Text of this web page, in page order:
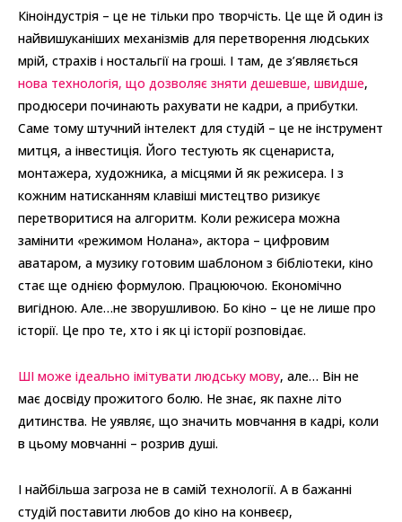
Кіноіндустрія – це не тільки про творчість. Це ще й один із
найвишуканіших механізмів для перетворення людських
мрій, страхів і ностальгії на гроші. І там, де з’являється
нова технологія, що дозволяє зняти дешевше, швидше,
продюсери починають рахувати не кадри, а прибутки.
Саме тому штучний інтелект для студій – це не інструмент
митця, а інвестиція. Його тестують як сценариста,
монтажера, художника, а місцями й як режисера. І з
кожним натисканням клавіші мистецтво ризикує
перетворитися на алгоритм. Коли режисера можна
замінити «режимом Нолана», актора – цифровим
аватаром, а музику готовим шаблоном з бібліотеки, кіно
стає ще однією формулою. Працюючою. Економічно
вигідною. Але…не зворушливою. Бо кіно – це не лише про
історії. Це про те, хто і як ці історії розповідає.
ШІ може ідеально імітувати людську мову, але… Він не
має досвіду прожитого болю. Не знає, як пахне літо
дитинства. Не уявляє, що значить мовчання в кадрі, коли
в цьому мовчанні – розрив душі.
І найбільша загроза не в самій технології. А в бажанні
студій поставити любов до кіно на конвеєр,